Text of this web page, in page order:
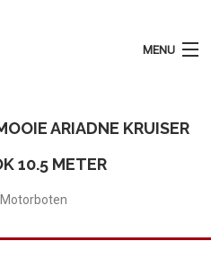
MENU
ARIADNE KRUISER
10.5 METER